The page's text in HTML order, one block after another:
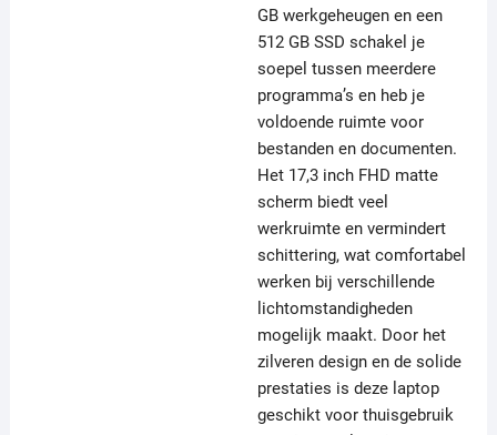
GB werkgeheugen en een
512 GB SSD schakel je
soepel tussen meerdere
programma’s en heb je
voldoende ruimte voor
bestanden en documenten.
Het 17,3 inch FHD matte
scherm biedt veel
werkruimte en vermindert
schittering, wat comfortabel
werken bij verschillende
lichtomstandigheden
mogelijk maakt. Door het
zilveren design en de solide
prestaties is deze laptop
geschikt voor thuisgebruik